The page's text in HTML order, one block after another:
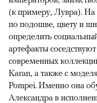
(к примеру, Лувра). На
по подошве, цвету и
определить
артефакты
современных
Karan, а также с
Pompei. Именно она
Александра в